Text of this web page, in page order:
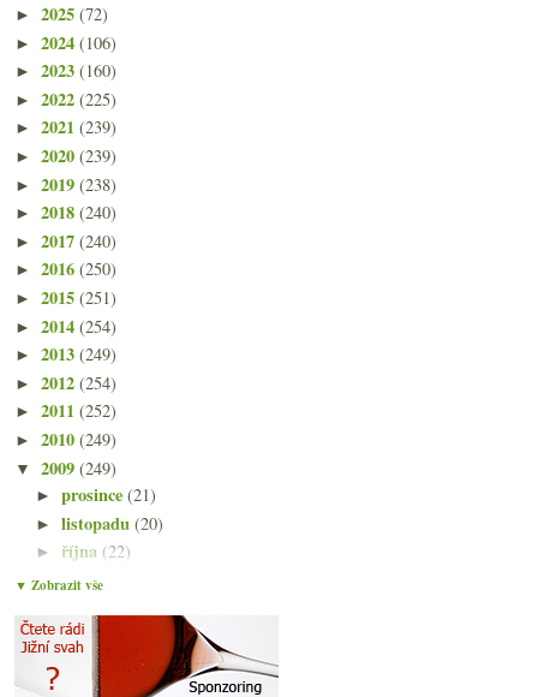
► 2025 (72)
► 2024 (106)
► 2023 (160)
► 2022 (225)
► 2021 (239)
► 2020 (239)
► 2019 (238)
► 2018 (240)
► 2017 (240)
► 2016 (250)
► 2015 (251)
► 2014 (254)
► 2013 (249)
► 2012 (254)
► 2011 (252)
► 2010 (249)
▼ 2009 (249)
►prosince(21)
►listopadu(20)
►října (22)
►září(21)
►července
▼ června (22)
Není jen Cabernet aneb co vše neznáme
▼ Zobrazit vše